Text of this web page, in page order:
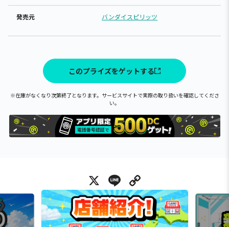
発売元 バンダイスピリッツ
このプライズをゲットする
※在庫がなくなり次第終了となります。サービスサイトで実際の取り扱いを確認してくださ
い。
X Line